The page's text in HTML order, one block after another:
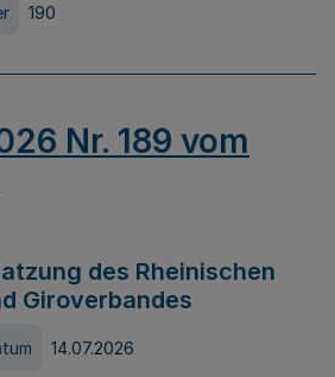
190
Nr. 189 vom
des Rheinischen
Giroverbandes
14.07.2026